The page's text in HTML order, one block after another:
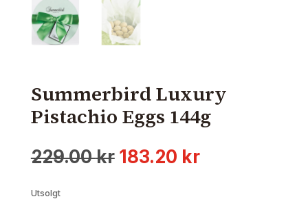
Summerbird Luxury
Pistachio Eggs 144g
229.00kr Opprinnelig
183.20 krNåværende
Utsolgt